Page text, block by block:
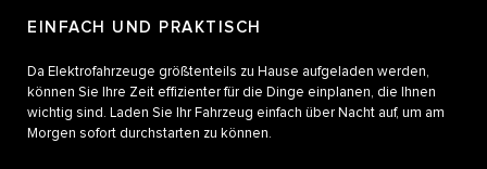
EINFACH UND PRAKTISCH
Da Elektrofahrzeuge größtenteils zu Hause aufgeladen werden,
können Sie Ihre Zeit effizienter für die Dinge einplanen, die Ihnen
wichtig sind. Laden Sie Ihr Fahrzeug einfach über Nacht auf, um am
Morgen sofort durchstarten zu können.